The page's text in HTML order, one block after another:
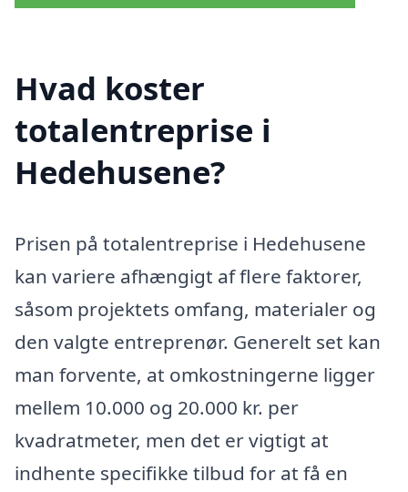
Hvad koster
totalentreprise i
Hedehusene?
Prisen på totalentreprise i Hedehusene
kan variere afhængigt af flere faktorer,
såsom projektets omfang, materialer og
den valgte entreprenør. Generelt set kan
man forvente, at omkostningerne ligger
mellem 10.000 og 20.000 kr. per
kvadratmeter, men det er vigtigt at
indhente specifikke tilbud for at få en